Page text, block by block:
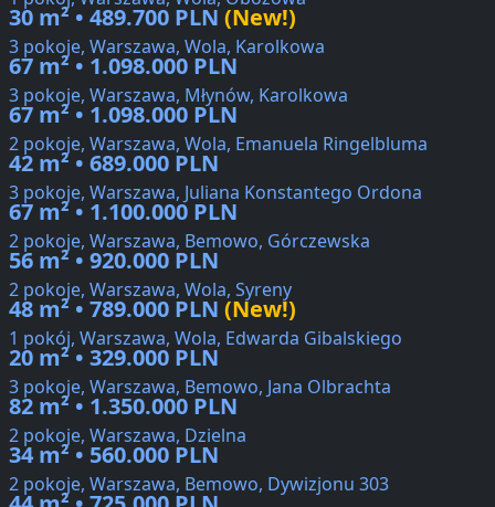
30 m² • 489.700 PLN (New!)
3 pokoje, Warszawa, Wola, Karolkowa
67 m² • 1.098.000 PLN
3 pokoje, Warszawa, Młynów, Karolkowa
67 m² • 1.098.000 PLN
2 pokoje, Warszawa, Wola, Emanuela Ringelbluma
42 m² • 689.000 PLN
3 pokoje, Warszawa, Juliana Konstantego Ordona
67 m² • 1.100.000 PLN
2 pokoje, Warszawa, Bemowo, Górczewska
56 m² • 920.000 PLN
2 pokoje, Warszawa, Wola, Syreny
48 m² • 789.000 PLN (New!)
1 pokój, Warszawa, Wola, Edwarda Gibalskiego
20 m² • 329.000 PLN
3 pokoje, Warszawa, Bemowo, Jana Olbrachta
82 m² • 1.350.000 PLN
2 pokoje, Warszawa, Dzielna
34 m² • 560.000 PLN
2 pokoje, Warszawa, Bemowo, Dywizjonu 303